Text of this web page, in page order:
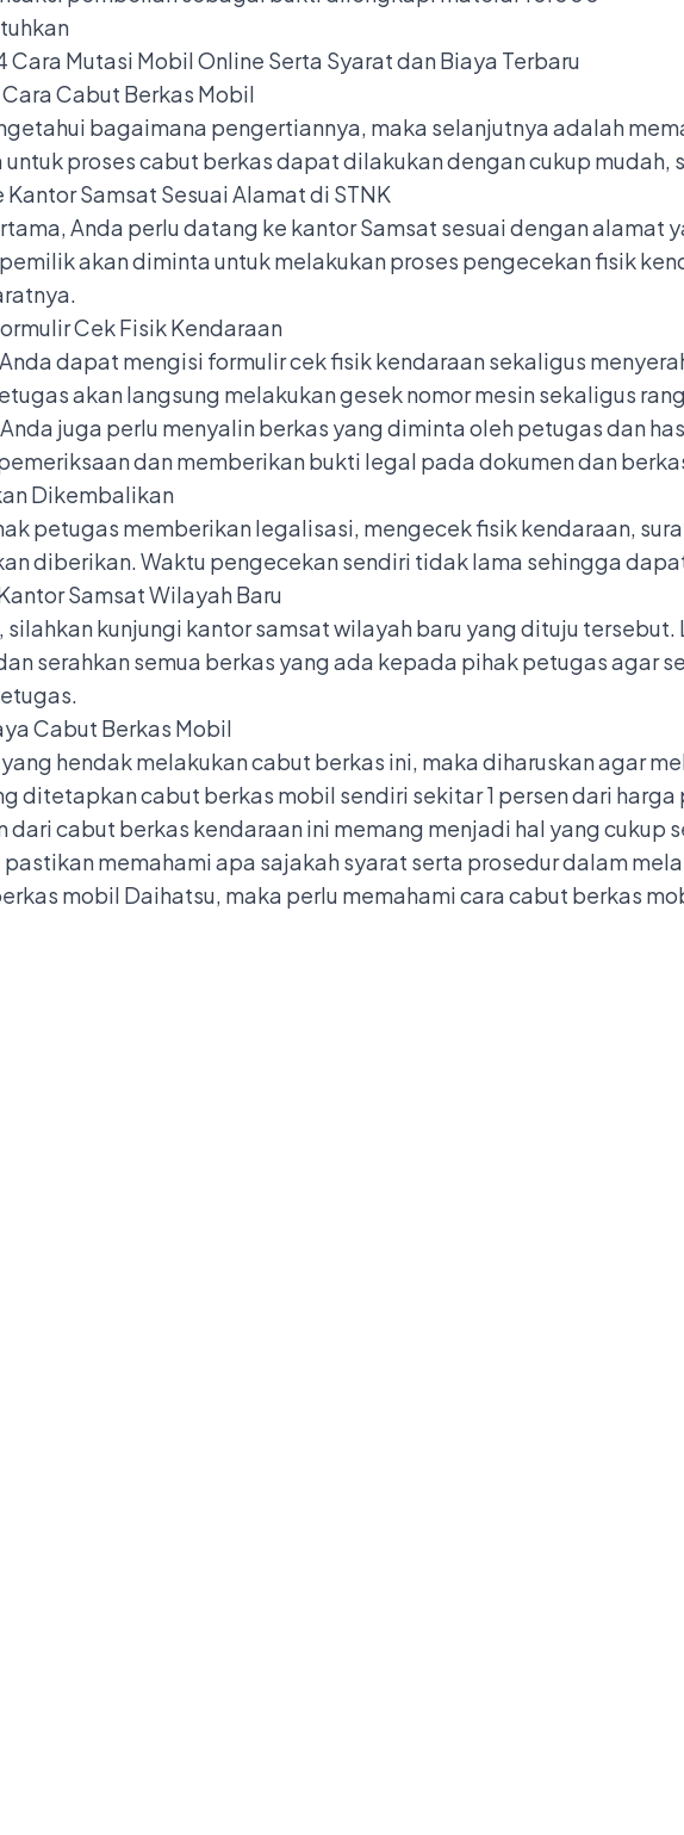
Cara Mutasi Mobil Online Serta Syarat dan Biaya Terbaru
Cabut Berkas Mobil
bagaimana pengertiannya, maka selanjutnya adalah
untuk proses cabut berkas dapat dilakukan dengan cukup mudah,
Kantor Samsat Sesuai Alamat di STNK
Anda perlu datang ke kantor Samsat sesuai dengan alamat
akan diminta untuk melakukan proses pengecekan fisik
Cek Fisik Kendaraan
dapat mengisi formulir cek fisik kendaraan sekaligus
akan langsung melakukan gesek nomor mesin sekaligus
juga perlu menyalin berkas yang diminta oleh petugas dan
dan memberikan bukti legal pada dokumen dan
Dikembalikan
petugas memberikan legalisasi, mengecek fisik kendaraan,
diberikan. Waktu pengecekan sendiri tidak lama sehingga
Samsat Wilayah Baru
silahkan kunjungi kantor samsat wilayah baru yang dituju
serahkan semua berkas yang ada kepada pihak petugas agar
Cabut Berkas Mobil
hendak melakukan cabut berkas ini, maka diharuskan agar
ditetapkan cabut berkas mobil sendiri sekitar 1 persen dari
dari cabut berkas kendaraan ini memang menjadi hal yang cukup
memahami apa sajakah syarat serta prosedur dalam
mobil Daihatsu, maka perlu memahami cara cabut berkas